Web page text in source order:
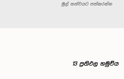
මුල් තත්වයට පත්කරන්න
13 ප්‍රතිඵල හමුවිය